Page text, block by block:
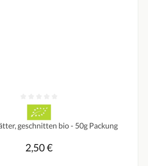
Bewertung von 0 von 5 Sternen
geschnitten bio - 50g Packung
Regulärer Preis:
2,50 €